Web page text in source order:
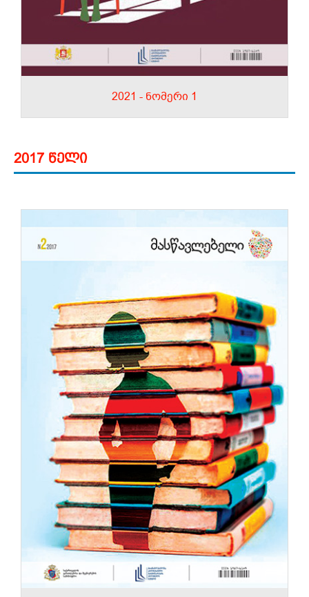
2021 - ნომერი 1
2017 წელი